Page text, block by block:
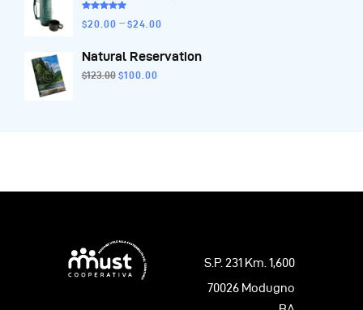
5.00su 5
$20 00 –$24 00
Natural Reservation
$123.00 $100 00
S.P. 231 Km. 1,600
70026 Modugno